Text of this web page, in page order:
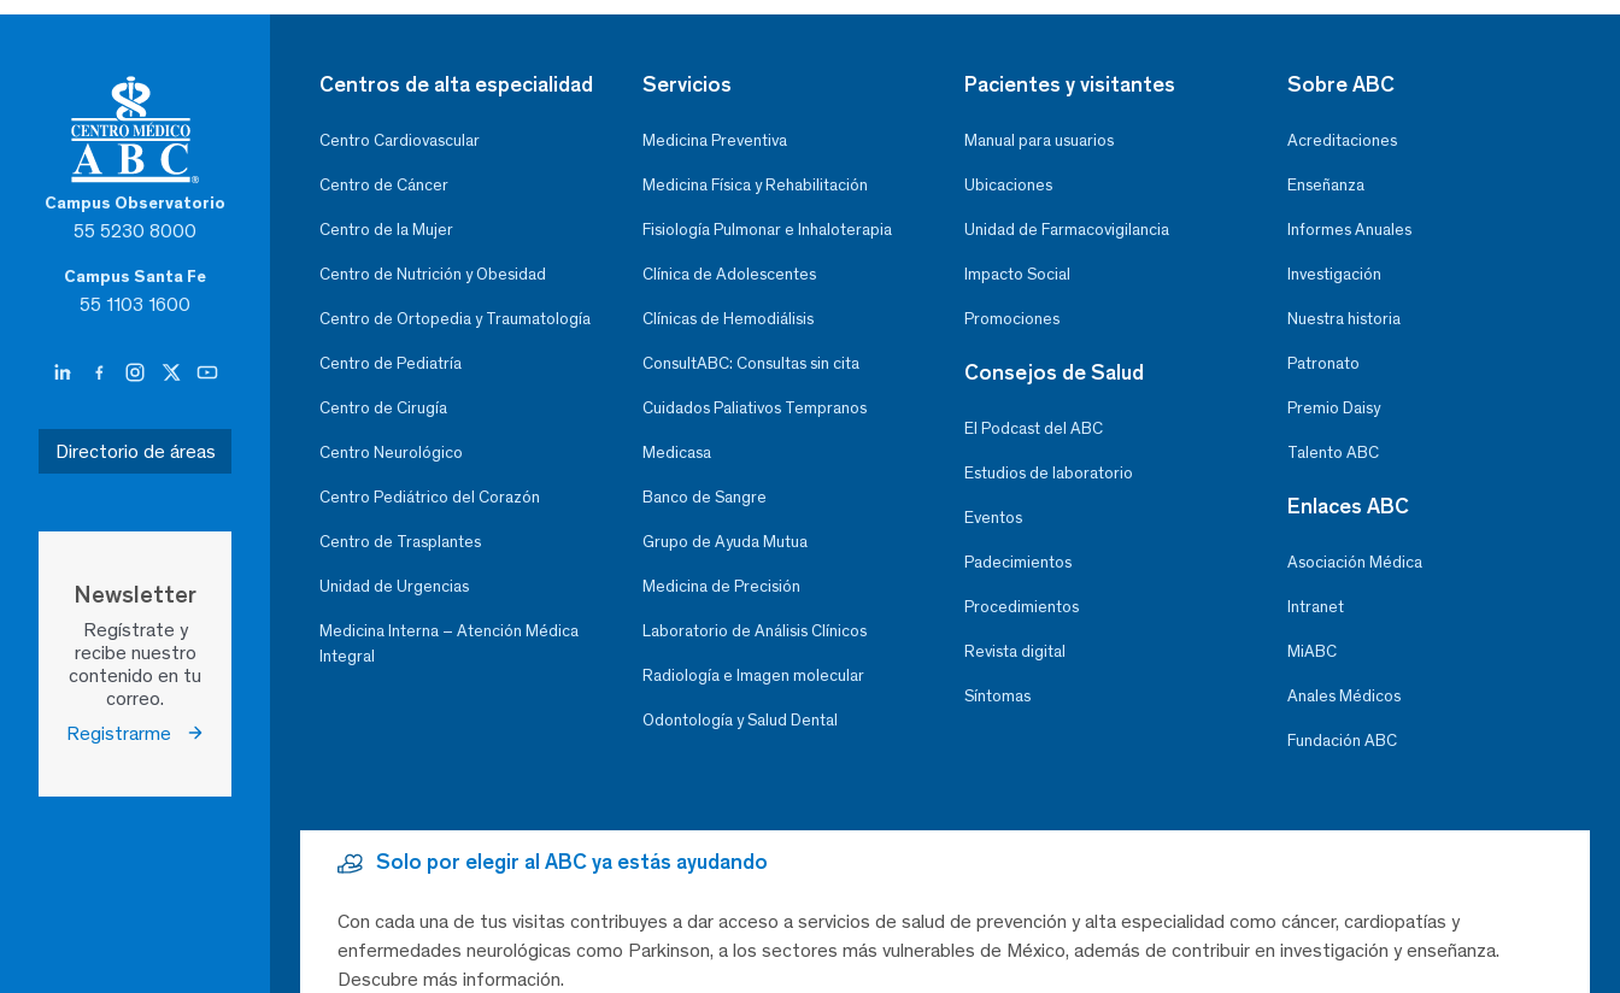
Campus Observatorio
55 5230 8000
Campus Santa Fe
55 1103 1600
Directorio de áreas
Newsletter
Regístrate y
recibe nuestro
contenido en tu
correo.
Registrarme
Centros de alta especialidad
Centro Cardiovascular
Centro de Cáncer
Centro de la Mujer
Centro de Nutrición y Obesidad
Centro de Ortopedia y Traumatología
Centro de Pediatría
Centro de Cirugía
Centro Neurológico
Centro Pediátrico del Corazón
Centro de Trasplantes
Unidad de Urgencias
Medicina Interna – Atención Médica
Integral
Servicios
Medicina Preventiva
Medicina Física y Rehabilitación
Fisiología Pulmonar e Inhaloterapia
Clínica de Adolescentes
Clínicas de Hemodiálisis
ConsultABC: Consultas sin cita
Cuidados Paliativos Tempranos
Medicasa
Banco de Sangre
Grupo de Ayuda Mutua
Medicina de Precisión
Laboratorio de Análisis Clínicos
Radiología e Imagen molecular
Odontología y Salud Dental
Pacientes y visitantes
Manual para usuarios
Ubicaciones
Unidad de Farmacovigilancia
Impacto Social
Promociones
Consejos de Salud
El Podcast del ABC
Estudios de laboratorio
Eventos
Padecimientos
Procedimientos
Revista digital
Síntomas
Sobre ABC
Acreditaciones
Enseñanza
Informes Anuales
Investigación
Nuestra historia
Patronato
Premio Daisy
Talento ABC
Enlaces ABC
Asociación Médica
Intranet
MiABC
Anales Médicos
Fundación ABC
Solo por elegir al ABC ya estás ayudando
Con cada una de tus visitas contribuyes a dar acceso a servicios de salud de prevención y alta especialidad como cáncer, cardiopatías y
enfermedades neurológicas como Parkinson, a los sectores más vulnerables de México, además de contribuir en investigación y enseñanza.
Descubre más información.